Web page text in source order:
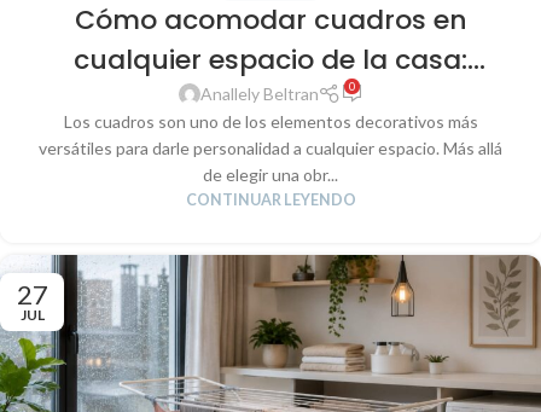
Cómo acomodar cuadros en
cualquier espacio de la casa:
equilibrio, altura y composición
para transformar tu hogar
Anallely Beltran 0
Los cuadros son uno de los elementos decorativos más
versátiles para darle personalidad a cualquier espacio. Más allá
de elegir una obr...
CONTINUAR LEYENDO
27
JUL